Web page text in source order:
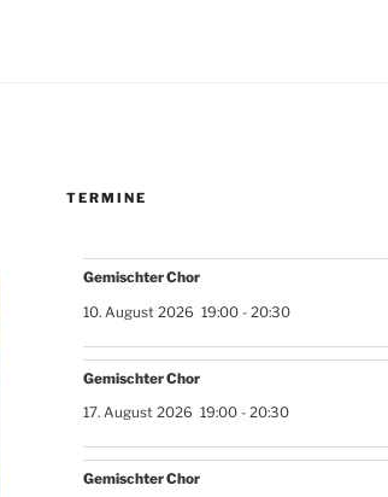
TERMINE
Gemischter Chor
10. August 2026 19:00- 20:30
Gemischter Chor
17. August 2026 19:00- 20:30
Gemischter Chor